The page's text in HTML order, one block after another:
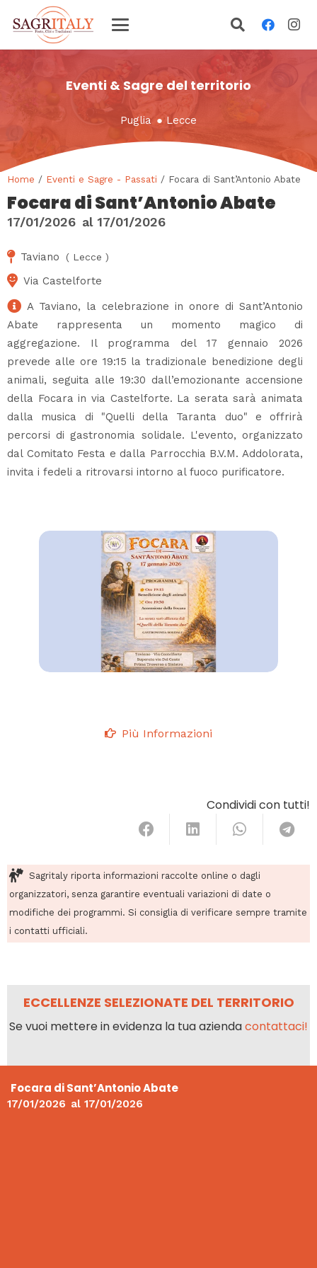
Eventi & Sagre del territorio
Puglia ● Lecce
Home / Eventi e Sagre - Passati / Focara di Sant’Antonio Abate
Focara di Sant’Antonio Abate
17/01/2026 al 17/01/2026
Taviano ( Lecce )
Via Castelforte
A Taviano, la celebrazione in onore di Sant’Antonio
Abate rappresenta un momento magico di
aggregazione. Il programma del 17 gennaio 2026
prevede alle ore 19:15 la tradizionale benedizione degli
animali, seguita alle 19:30 dall’emozionante accensione
della Focara in via Castelforte. La serata sarà animata
dalla musica di "Quelli della Taranta duo" e offrirà
percorsi di gastronomia solidale. L'evento, organizzato
dal Comitato Festa e dalla Parrocchia B.V.M. Addolorata,
invita i fedeli a ritrovarsi intorno al fuoco purificatore.
Più Informazioni
Condividi con tutti!
Sagritaly riporta informazioni raccolte online o dagli
organizzatori, senza garantire eventuali variazioni di date o
modifiche dei programmi. Si consiglia di verificare sempre tramite
i contatti ufficiali.
ECCELLENZE SELEZIONATE DEL TERRITORIO
Se vuoi mettere in evidenza la tua aziendacontattaci!
Focara di Sant’Antonio Abate
17/01/2026 al 17/01/2026